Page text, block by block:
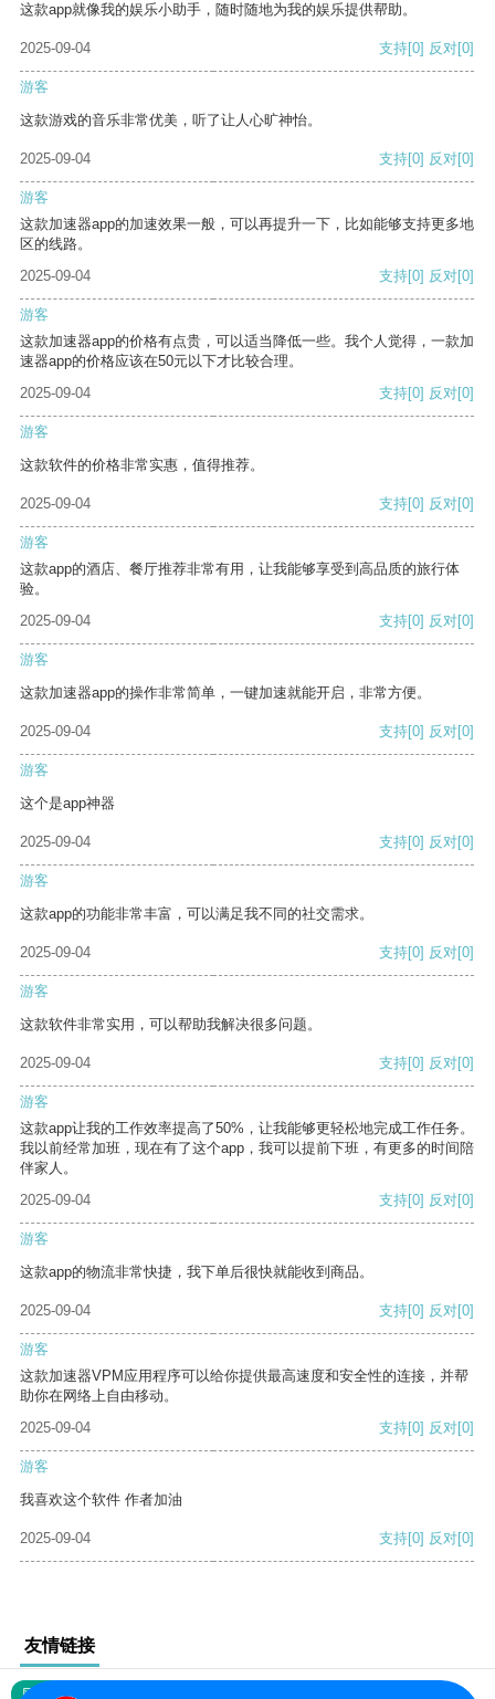
这款app就像我的娱乐小助手，随时随地为我的娱乐提供帮助。
2025-09-04 支持[0] 反对[0]
游客
这款游戏的音乐非常优美，听了让人心旷神怡。
2025-09-04 支持[0] 反对[0]
游客
这款加速器app的加速效果一般，可以再提升一下，比如能够支持更多地
区的线路。
2025-09-04
支持[0] 反对[0]
游客
这款加速器app的价格有点贵，可以适当降低一些。我个人觉得，一款加
速器app的价格应该在50元以下才比较合理。
2025-09-04
支持[0] 反对[0]
游客
这款软件的价格非常实惠，值得推荐。
2025-09-04 支持[0] 反对[0]
游客
这款app的酒店、餐厅推荐非常有用，让我能够享受到高品质的旅行体
验。
2025-09-04
支持[0] 反对[0]
游客
这款加速器app的操作非常简单，一键加速就能开启，非常方便。
2025-09-04 支持[0] 反对[0]
游客
这个是app神器
2025-09-04 支持[0] 反对[0]
游客
这款app的功能非常丰富，可以满足我不同的社交需求。
2025-09-04 支持[0] 反对[0]
游客
这款软件非常实用，可以帮助我解决很多问题。
2025-09-04 支持[0] 反对[0]
游客
这款app让我的工作效率提高了50%，让我能够更轻松地完成工作任务。
我以前经常加班，现在有了这个app，我可以提前下班，有更多的时间陪
伴家人。
2025-09-04
支持[0] 反对[0]
游客
这款app的物流非常快捷，我下单后很快就能收到商品。
2025-09-04 支持[0] 反对[0]
游客
这款加速器VPM应用程序可以给你提供最高速度和安全性的连接，并帮
助你在网络上自由移动。
2025-09-04
支持[0] 反对[0]
游客
我喜欢这个软件 作者加油
2025-09-04 支持[0] 反对[0]
友情链接
网站地图